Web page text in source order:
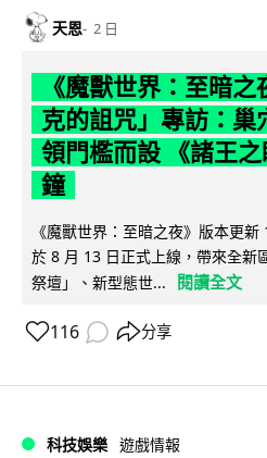
天恩 2 日
《魔獸世界：至暗
克的詛咒」專訪：巢
領門檻而設 《諸王
鐘
《魔獸世界：至暗之夜》版本更
於 8 月 13 日正式上線，帶來全新
祭壇」、新型態世...
閱讀全文
116 分享
科技娛樂 遊戲情報